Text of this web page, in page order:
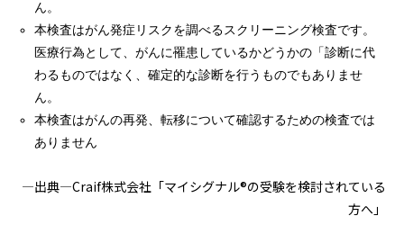
ん。
本検査はがん発症リスクを調べるスクリーニング検査です。
医療行為として、がんに罹患しているかどうかの「診断に代
わるものではなく、確定的な診断を行うものでもありませ
ん。
本検査はがんの再発、転移について確認するための検査では
ありません
―出典―Craif株式会社「マイシグナル®の受験を検討されている
方へ」